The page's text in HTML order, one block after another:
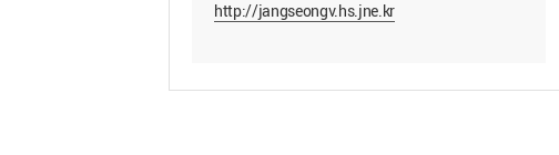
http://jangseongv.hs.jne.kr